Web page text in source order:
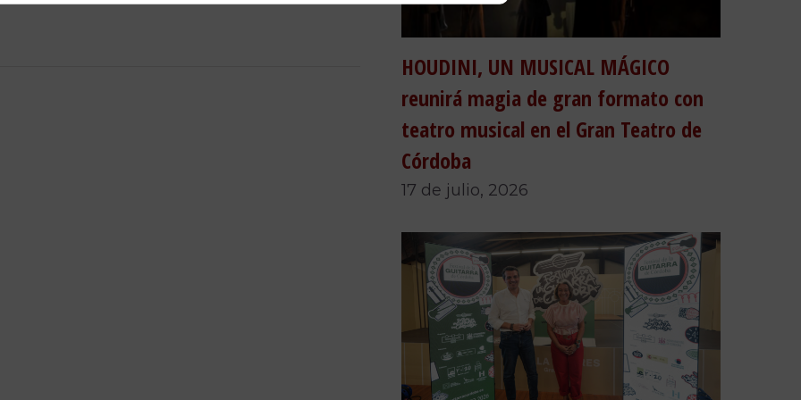
HOUDINI, UN MUSICAL MÁGICO
reunirá magia de gran formato con
teatro musical en el Gran Teatro de
Córdoba
17 de julio, 2026